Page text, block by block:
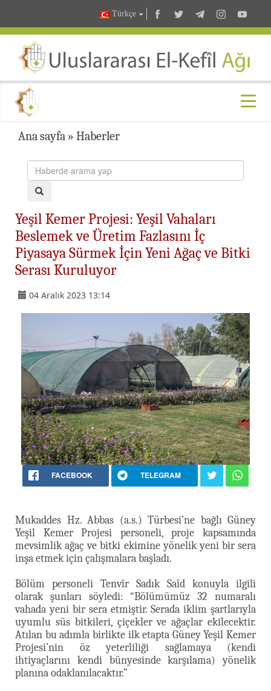
Türkçe
Ana sayfa » Haberler
Yeşil Kemer Projesi: Yeşil Vahaları
Beslemek ve Üretim Fazlasını İç
Piyasaya Sürmek İçin Yeni Ağaç ve Bitki
Serası Kuruluyor
04 Aralık 2023 13:14
FACEBOOK TELEGRAM
Mukaddes Hz. Abbas (a.s.) Türbesi’ne bağlı Güney
Yeşil Kemer Projesi personeli, proje kapsamında
mevsimlik ağaç ve bitki ekimine yönelik yeni bir sera
inşa etmek için çalışmalara başladı.
Bölüm personeli Tenvîr Sadık Saîd konuyla ilgili
olarak şunları söyledi: “Bölümümüz 32 numaralı
vahada yeni bir sera etmiştir. Serada iklim şartlarıyla
uyumlu süs bitkileri, çiçekler ve ağaçlar ekilecektir.
Atılan bu adımla birlikte ilk etapta Güney Yeşil Kemer
Projesi’nin öz yeterliliği sağlamaya (kendi
ihtiyaçlarını kendi bünyesinde karşılama) yönelik
planına odaklanılacaktır.”